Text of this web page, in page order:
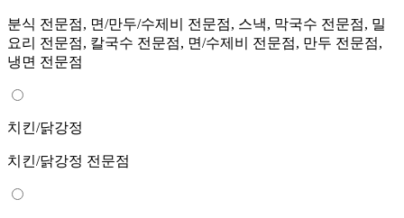
분식 전문점, 면/만두/수제비 전문점, 스낵, 막국수 전문점, 밀
요리 전문점, 칼국수 전문점, 면/수제비 전문점, 만두 전문점,
냉면 전문점
치킨/닭강정
치킨/닭강정 전문점